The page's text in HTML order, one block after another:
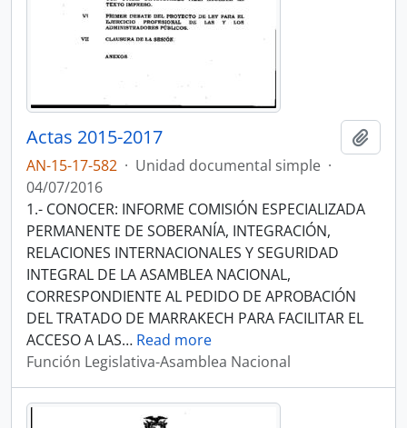
Actas 2015-2017
AN-15-17-582 · Unidad documental simple ·
04/07/2016
1.- CONOCER: INFORME COMISIÓN ESPECIALIZADA
PERMANENTE DE SOBERANÍA, INTEGRACIÓN,
RELACIONES INTERNACIONALES Y SEGURIDAD
INTEGRAL DE LA ASAMBLEA NACIONAL,
CORRESPONDIENTE AL PEDIDO DE APROBACIÓN
DEL TRATADO DE MARRAKECH PARA FACILITAR EL
ACCESO A LAS… Read more
Función Legislativa-Asamblea Nacional